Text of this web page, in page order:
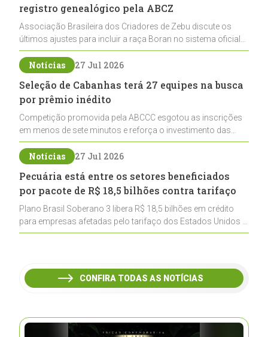
registro genealógico pela ABCZ
Associação Brasileira dos Criadores de Zebu discute os
últimos ajustes para incluir a raça Boran no sistema oficial
de registros, abrindo caminho para sua expansão na
pecuária nacional
Notícias 27 Jul 2026
Seleção de Cabanhas terá 27 equipes na busca
por prêmio inédito
Competição promovida pela ABCCC esgotou as inscrições
em menos de sete minutos e reforça o investimento das
cabanhas na seleção genética de Cavalos Crioulos voltados
ao laço
Notícias 27 Jul 2026
Pecuária está entre os setores beneficiados
por pacote de R$ 18,5 bilhões contra tarifaço
Plano Brasil Soberano 3 libera R$ 18,5 bilhões em crédito
para empresas afetadas pelo tarifaço dos Estados Unidos e
inclui a pecuária entre os setores estratégicos
CONFIRA TODAS AS NOTÍCIAS